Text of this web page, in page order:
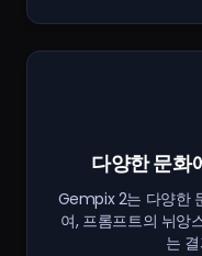
다양한 문화
Gempix 2는 다양한
여, 프롬프트의 뉘앙
는